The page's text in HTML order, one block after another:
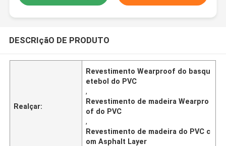
DESCRIçãO DE PRODUTO
Realçar:
Revestimento Wearproof do basqu
etebol do PVC
,
Revestimento de madeira Wearpro
of do PVC
,
Revestimento de madeira do PVC c
om Asphalt Layer